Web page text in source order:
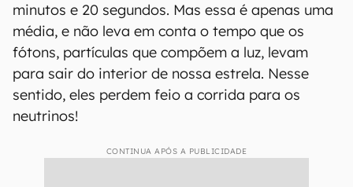
minutos e 20 segundos. Mas essa é apenas uma
média, e não leva em conta o tempo que os
fótons, partículas que compõem a luz, levam
para sair do interior de nossa estrela. Nesse
sentido, eles perdem feio a corrida para os
neutrinos!
CONTINUA APÓS A PUBLICIDADE